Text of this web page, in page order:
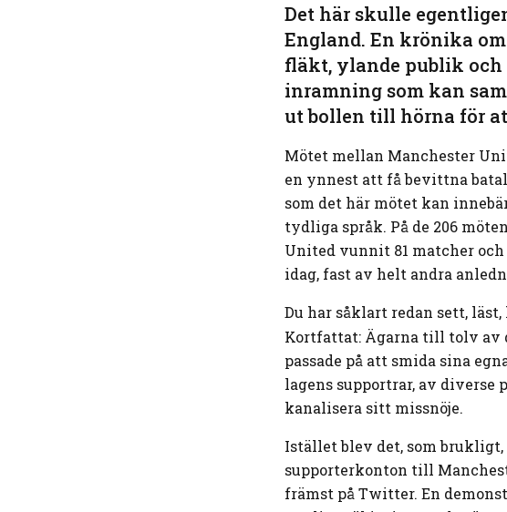
Det här skulle
England. En krönika
fläkt, ylande publik och
inramning som kan
ut bollen till hörna för
Mötet mellan Manchester
en ynnest att få bevittna
som det här mötet kan
tydliga språk. På de 206
United vunnit 81 matcher
idag, fast av helt andra
Du har såklart redan sett,
Kortfattat: Ägarna till tolv av
passade på att smida sina
lagens supportrar, av
kanalisera sitt missnöje.
Istället blev det, som
supporterkonton till
främst på Twitter. En